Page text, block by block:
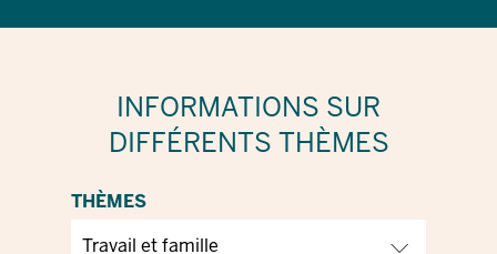
INFORMATIONS SUR
DIFFÉRENTS THÈMES
THÈMES